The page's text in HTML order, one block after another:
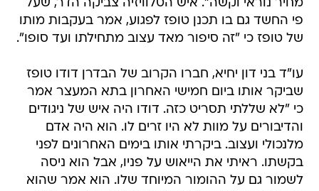
מחיר נוראי וקשה". איש הטלוויזיה צביקה הדר, שעל
פי החשד גם בו תכנן טופז לפגוע, אמר בעקבות מותו
של טופז כי "זה סיפור מאד עצוב מתחילתו ועד סופו".
עו"ד בני דון יחיא, חברו הקרוב של הבדרן דודו טופז
שביקר אותו ביום חמישי האחרון בתא המעצר אמר
כי "לא שללתי תסריט כזה. דודו היה איש של ניגודים
והדיבורים על מוות לא היו זרים לו. הוא היה אדם
מלנכולי ועצוב. ביקרתי אותו בימים האחרונים לפני
בקשתו. ראיתי את הייאוש על פניו, אבל הוא ניסה
לשמור גם על ההומור המיוחד שלו. הוא אמר שהוא